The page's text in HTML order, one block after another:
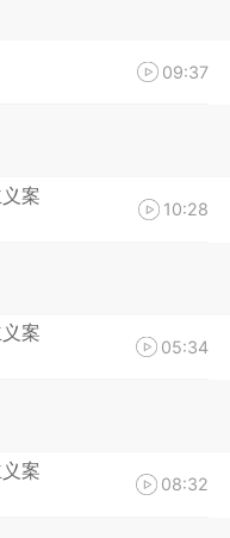
09:37
案
10:28
案
05:34
案
08:32